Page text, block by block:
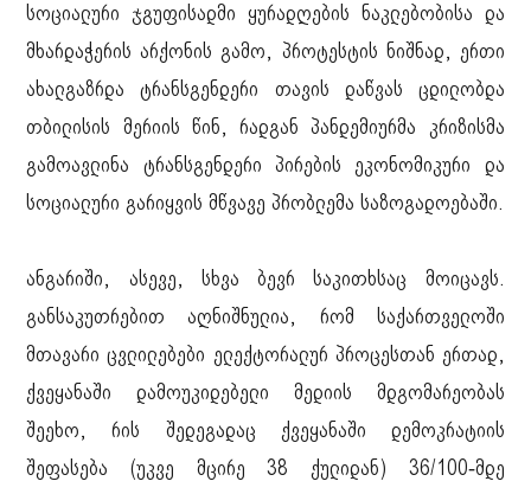
სოციალური ჯგუფისადმი ყურადღების ნაკლებობისა და
მხარდაჭერის არქონის გამო, პროტესტის ნიშნად, ერთი
ახალგაზრდა ტრანსგენდერი თავის დაწვას ცდილობდა
თბილისის მერიის წინ, რადგან პანდემიურმა კრიზისმა
გამოავლინა ტრანსგენდერი პირების ეკონომიკური და
სოციალური გარიყვის მწვავე პრობლემა საზოგადოებაში.
ანგარიში, ასევე, სხვა ბევრ საკითხსაც მოიცავს.
განსაკუთრებით აღნიშნულია, რომ საქართველოში
მთავარი ცვლილებები ელექტორალურ პროცესთან ერთად,
ქვეყანაში დამოუკიდებელი მედიის მდგომარეობას
შეეხო, რის შედეგადაც ქვეყანაში დემოკრატიის
შეფასება (უკვე მცირე 38 ქულიდან) 36/100-მდე